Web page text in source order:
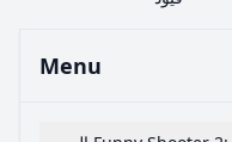
Menu